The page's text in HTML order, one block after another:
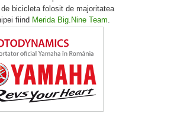
bicicleta folosit de majoritatea
fiind Merida Big.Nine Team.